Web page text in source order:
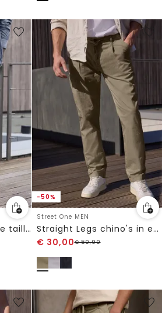
Chino met elastische tailleband
-50%
Street One MEN
Straight Legs chino's in een lichtgewicht stof
€ 30,00€59,99